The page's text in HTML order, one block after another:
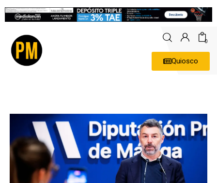
0
Quiosco
Economía
Empresas
Entrevistas